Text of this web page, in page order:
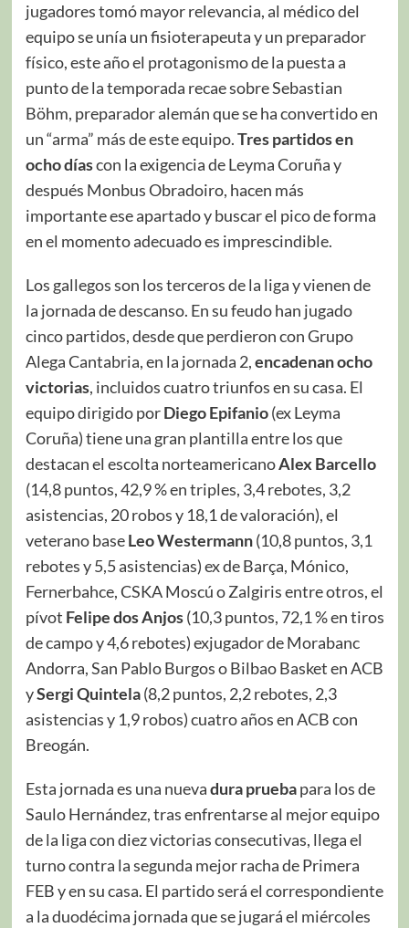
jugadores tomó mayor relevancia, al médico del
equipo se unía un fisioterapeuta y un preparador
físico, este año el protagonismo de la puesta a
punto de la temporada recae sobre Sebastian
Böhm, preparador alemán que se ha convertido en
un “arma” más de este equipo.Tres partidos en
ocho díascon la exigencia de Leyma Coruña y
después Monbus Obradoiro, hacen más
importante ese apartado y buscar el pico de forma
en el momento adecuado es imprescindible.
Los gallegos son los terceros de la liga y vienen de
la jornada de descanso. En su feudo han jugado
cinco partidos, desde que perdieron con Grupo
Alega Cantabria, en la jornada 2,encadenan ocho
victorias, incluidos cuatro triunfos en su casa. El
equipo dirigido porDiego Epifanio(ex Leyma
Coruña) tiene una gran plantilla entre los que
destacan el escolta norteamericanoAlex Barcello
(14,8 puntos, 42,9 % en triples, 3,4 rebotes, 3,2
asistencias, 20 robos y 18,1 de valoración), el
veterano baseLeo Westermann(10,8 puntos, 3,1
rebotes y 5,5 asistencias) ex de Barça, Mónico,
Fernerbahce, CSKA Moscú o Zalgiris entre otros, el
pívot Felipe dos Anjos(10,3 puntos, 72,1 % en tiros
de campo y 4,6 rebotes) exjugador de Morabanc
Andorra, San Pablo Burgos o Bilbao Basket en ACB
ySergi Quintela(8,2 puntos, 2,2 rebotes, 2,3
asistencias y 1,9 robos) cuatro años en ACB con
Breogán.
Esta jornada es una nuevadura pruebapara los de
Saulo Hernández, tras enfrentarse al mejor equipo
de la liga con diez victorias consecutivas, llega el
turno contra la segunda mejor racha de Primera
FEB y en su casa. El partido será el correspondiente
a la duodécima jornada que se jugará el miércoles